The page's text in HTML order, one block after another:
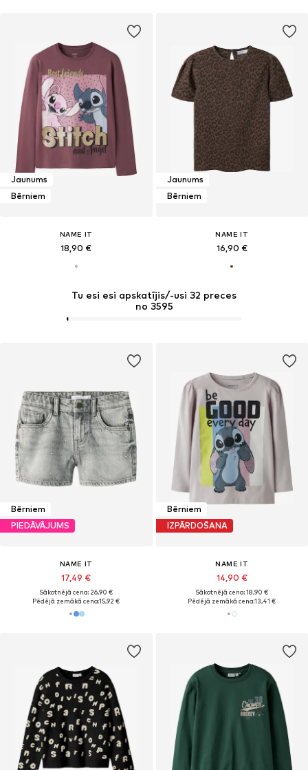
Tu esi esi apskatījis/-usi 32 preces
no 3595
Jaunums
Bērniem
NAME IT
18,90 €
Jaunums
Bērniem
NAME IT
16,90 €
Bērniem
PIEDĀVĀJUMS
NAME IT
17,49 €
Sākotnējā cena: 26,90 €
Pēdējā zemākā cena:15,92 €
Bērniem
IZPĀRDOŠANA
NAME IT
14,90 €
Sākotnējā cena: 18,90 €
Pēdējā zemākā cena:13,41 €